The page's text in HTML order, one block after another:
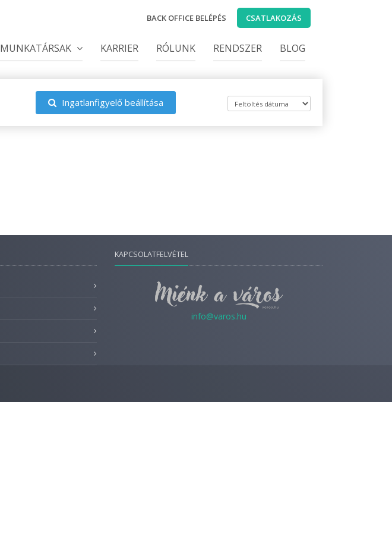
BACK OFFICE BELÉPÉS CSATLAKOZÁS
MUNKATÁRSAK KARRIER RÓLUNK RENDSZER BLOG
Ingatlanfigyelő beállítása
KAPCSOLATFELVÉTEL
info@varos.hu